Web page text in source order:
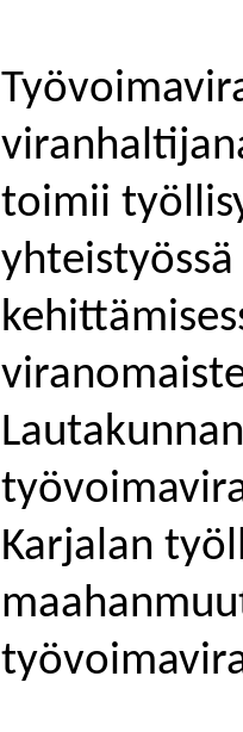
toimii
Karjalan